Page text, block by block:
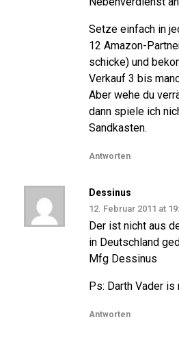
Setze einfach in
12 Amazon-
schicke) und
Verkauf 3 bis
Aber wehe du
dann spiele ich
Sandkasten.
Antworten
Dessinus
12. Februar 2011 at
Der ist nicht aus
in Deutschland
Mfg Dessinus
Ps: Darth Vader
Antworten